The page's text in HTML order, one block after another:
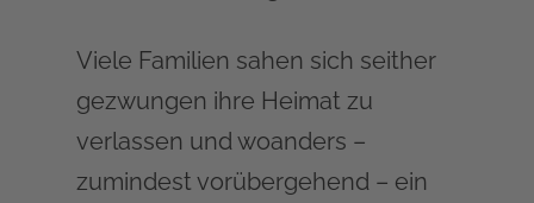
Viele Familien sahen sich seither
gezwungen ihre Heimat zu
verlassen und woanders –
zumindest vorübergehend – ein